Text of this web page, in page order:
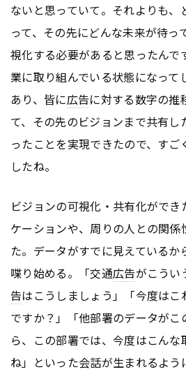
ないと思っていて。それよりも、
って、その先にどんな未来が待っ
視化する必要があると思ったんで
業に取り組んでいる状態になって
あり、皆に広告に対する数字の推
て、その先のビジョンまで共有
ったことを実現できたので、す
したね。
ビジョンの可視化・共有化がで
ケーションや、周りの人との関係
た。データがすでに見えているか
喋り始める。「交通広告がこうい
告はこうしましょう」「今度はこ
ですか？」「他部署のデータが
ら、この部署では、今度はこんな
ね」といった会話が生まれるよう